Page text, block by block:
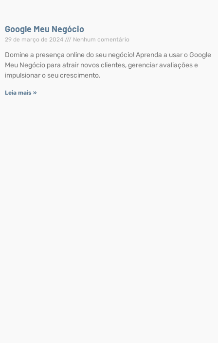
Google Meu Negócio
29 de março de 2024 Nenhum comentário
Domine a presença online do seu negócio! Aprenda a usar o Google
Meu Negócio para atrair novos clientes, gerenciar avaliações e
impulsionar o seu crescimento.
Leia mais »